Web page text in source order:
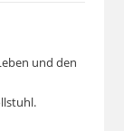
und den